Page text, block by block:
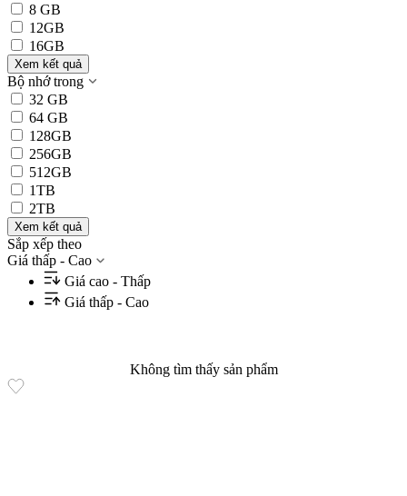
8 GB
12GB
16GB
Xem kết quả
Bộ nhớ trong
32 GB
64 GB
128GB
256GB
512GB
1TB
2TB
Xem kết quả
Sắp xếp theo
Giá thấp - Cao
Giá cao - Thấp
Giá thấp - Cao
Không tìm thấy sản phẩm